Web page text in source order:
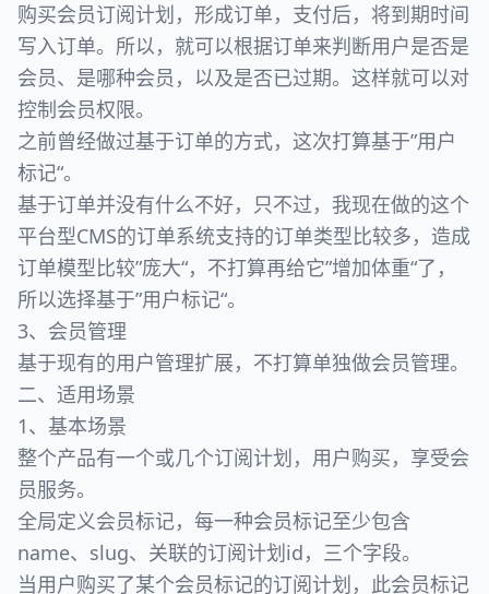
购买会员订阅计划，形成订单，支付后，将到期时间
写入订单。所以，就可以根据订单来判断用户是否是
会员、是哪种会员，以及是否已过期。这样就可以对
控制会员权限。
之前曾经做过基于订单的方式，这次打算基于”用户
标记“。
基于订单并没有什么不好，只不过，我现在做的这个
平台型CMS的订单系统支持的订单类型比较多，造成
订单模型比较”庞大“，不打算再给它”增加体重“了，
所以选择基于”用户标记“。
3、会员管理
基于现有的用户管理扩展，不打算单独做会员管理。
二、适用场景
1、基本场景
整个产品有一个或几个订阅计划，用户购买，享受会
员服务。
全局定义会员标记，每一种会员标记至少包含
name、slug、关联的订阅计划id，三个字段。
当用户购买了某个会员标记的订阅计划，此会员标记